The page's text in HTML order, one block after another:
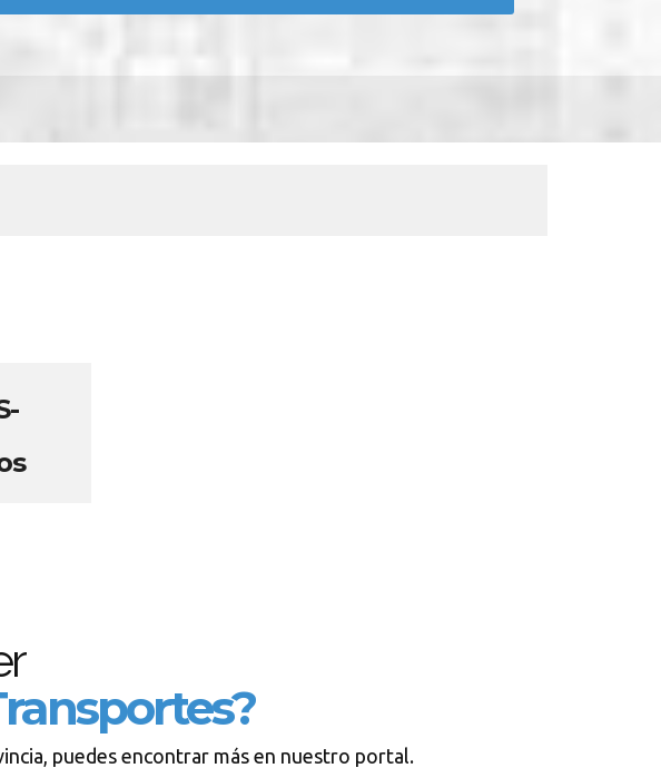
puedes encontrar más en nuestro portal.